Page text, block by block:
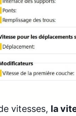
vitesses, la